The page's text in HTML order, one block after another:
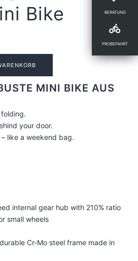
BERATUNG
PROBEFAHRT
Bike
MINI BIKE AUS
your door.
like a weekend bag.
internal gear hub with 210% ratio
small wheels
Cr-Mo steel frame made in